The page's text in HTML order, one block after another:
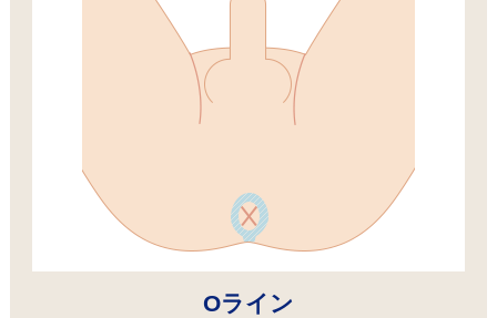
Oライン